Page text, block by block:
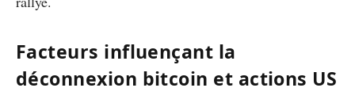
Facteurs influençant la
déconnexion bitcoin et actions US